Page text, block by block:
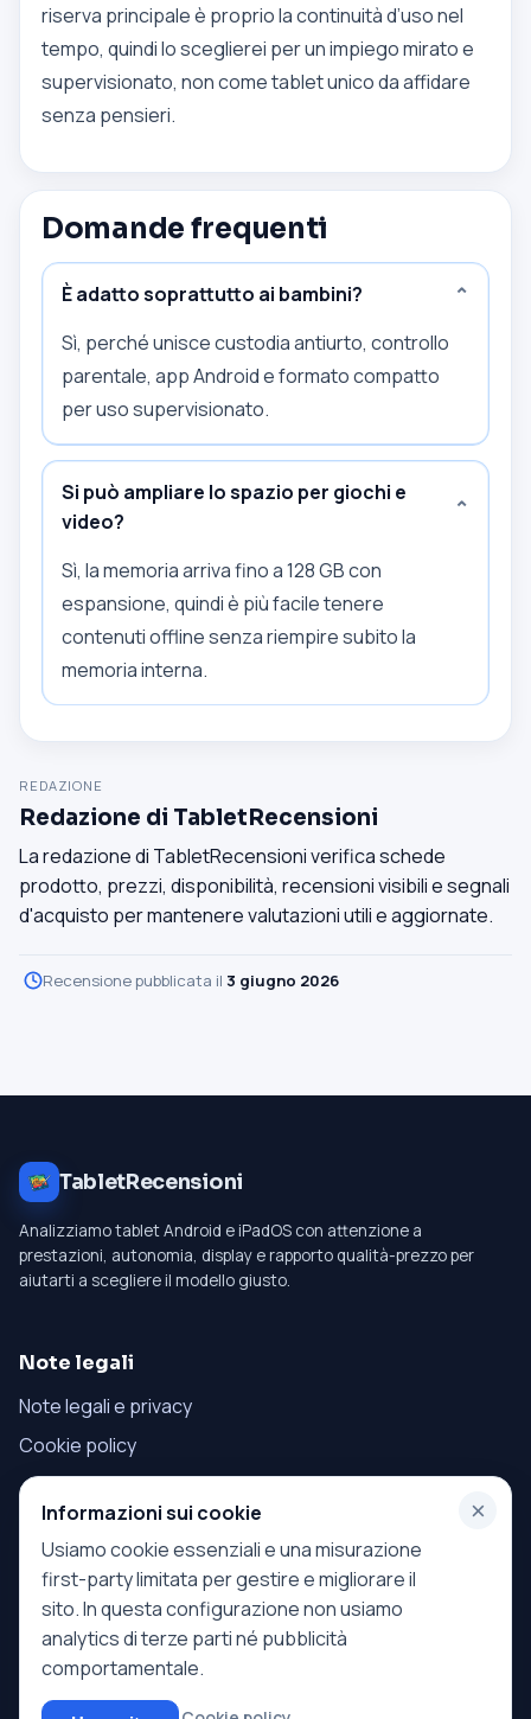
riserva principale è proprio la continuità d’uso nel
tempo, quindi lo sceglierei per un impiego mirato e
supervisionato, non come tablet unico da affidare
senza pensieri.
Domande frequenti
È adatto soprattutto ai bambini?
⌄
Sì, perché unisce custodia antiurto, controllo
parentale, app Android e formato compatto
per uso supervisionato.
Si può ampliare lo spazio per giochi e
video?
⌄
Sì, la memoria arriva fino a 128 GB con
espansione, quindi è più facile tenere
contenuti offline senza riempire subito la
memoria interna.
REDAZIONE
Redazione di TabletRecensioni
La redazione di TabletRecensioni verifica schede
prodotto, prezzi, disponibilità, recensioni visibili e segnali
d'acquisto per mantenere valutazioni utili e aggiornate.
Recensione pubblicata il 3 giugno 2026
TabletRecensioni
Analizziamo tablet Android e iPadOS con attenzione a
prestazioni, autonomia, display e rapporto qualità-prezzo per
aiutarti a scegliere il modello giusto.
Note legali
Note legali e privacy
Cookie policy
Menu
Home
Tablet
Questo sito partecipa al Programma Affiliazione Amazon EU e può
×
Informazioni sui cookie
Usiamo cookie essenziali e una misurazione
first-party limitata per gestire e migliorare il
sito. In questa configurazione non usiamo
analytics di terze parti né pubblicità
comportamentale.